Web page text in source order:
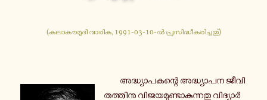
(ക­ലാ­കൗ­മു­ദി വാരിക, 1991-03-10-ൽ പ്ര­സി­ദ്ധീ­ക­രി­ച്ച­തു്)
അ­ദ്ധ്യാ­പ­ക­ന്റെ അ­ദ്ധ്യാ­പ­ന ജീ­വി­
ത­ത്തി­നു വി­ജ­യ­മു­ണ്ടാ­കു­ന്ന­തു വി­ദ്യാർ­